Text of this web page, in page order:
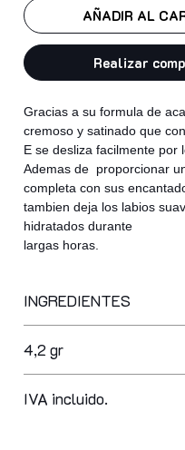
AÑADIR AL
Realizar
Gracias a su formula de
cremoso y satinado que
E se desliza facilmente por
Ademas de proporcionar
completa con sus
tambien deja los labios
hidratados durante
largas horas.
INGREDIENTES
triisostearate, synthetic
polybutene, sucrose
isobutyrate, petrolatum,
4,2 gr
IVA incluido.